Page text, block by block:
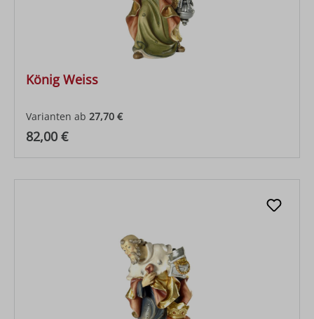
König Weiss
Varianten ab 27,70 €
Regulärer Preis:
82,00 €